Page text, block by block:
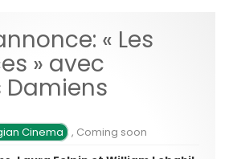
« Les
» avec
Damiens
Cinema , Coming soon